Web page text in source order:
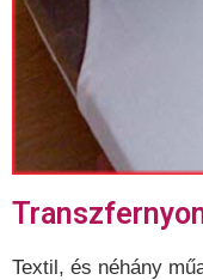
Textil, és néhány